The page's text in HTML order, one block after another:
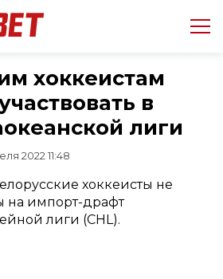
хоккеистам
в
лиги
2022 11:48
хоккеисты не
на импорт-драфт
лиги (CHL).